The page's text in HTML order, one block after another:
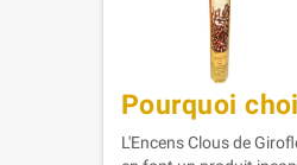
Pourquoi
L'Encens Clous de